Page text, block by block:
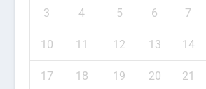
3 4 5 6 7
10 11 12 13 14
17 18 19 20 21